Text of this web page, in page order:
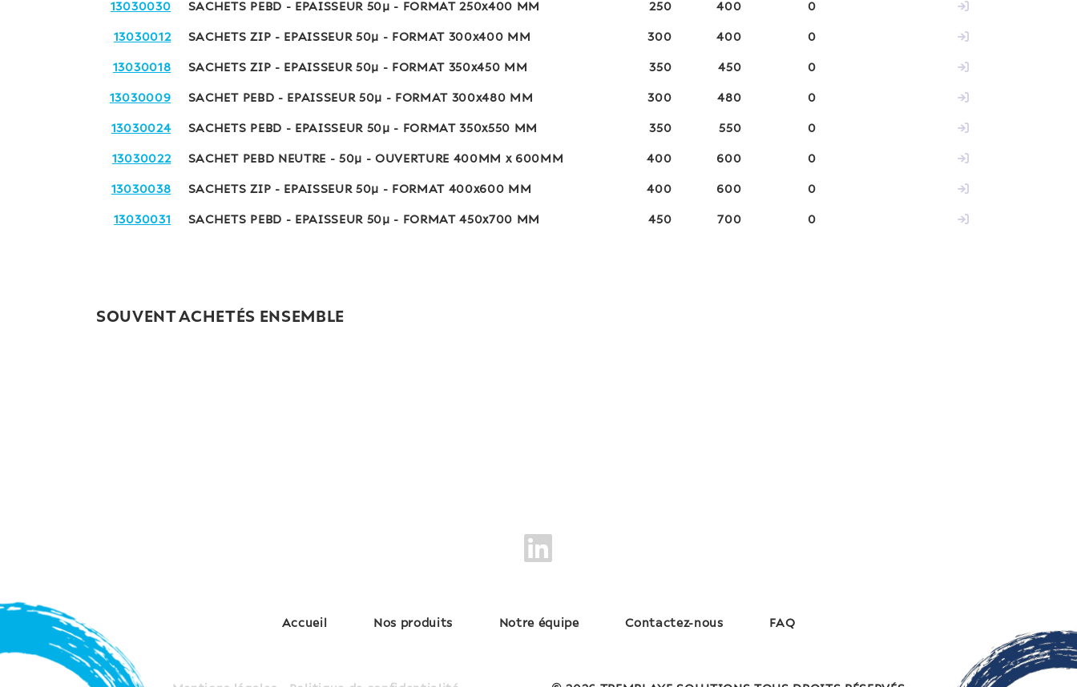
13030030 SACHETS PEBD - EPAISSEUR 50µ - FORMAT 250x400 MM 250 400 0
13030012 SACHETS ZIP - EPAISSEUR 50µ - FORMAT 300x400 MM 300 400 0
13030018 SACHETS ZIP - EPAISSEUR 50µ - FORMAT 350x450 MM 350 450 0
13030009 SACHET PEBD - EPAISSEUR 50µ - FORMAT 300x480 MM 300 480 0
13030024 SACHETS PEBD - EPAISSEUR 50µ - FORMAT 350x550 MM 350 550 0
13030022 SACHET PEBD NEUTRE - 50µ - OUVERTURE 400MM x 600MM 400 600 0
13030038 SACHETS ZIP - EPAISSEUR 50µ - FORMAT 400x600 MM 400 600 0
13030031 SACHETS PEBD - EPAISSEUR 50µ - FORMAT 450x700 MM 450 700 0
SOUVENT ACHETÉS ENSEMBLE
Accueil Nos produits Notre équipe Contactez-nous FAQ